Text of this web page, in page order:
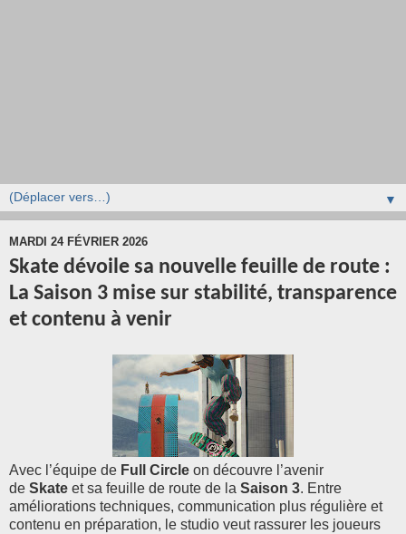
▼
MARDI 24 FÉVRIER 2026
Skate dévoile sa nouvelle feuille de route :
La Saison 3 mise sur stabilité, transparence
et contenu à venir
Avec l’équipe de Full Circle on découvre l’avenir
de Skate et sa feuille de route de la Saison 3. Entre
améliorations techniques, communication plus régulière et
contenu en préparation, le studio veut rassurer les joueurs